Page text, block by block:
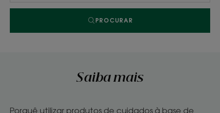
PROCURAR
Saiba mais
Porquê utilizar produtos de cuidados à base de